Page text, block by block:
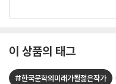
이 상품의 태그
#한국문학의미래가될젊은작가